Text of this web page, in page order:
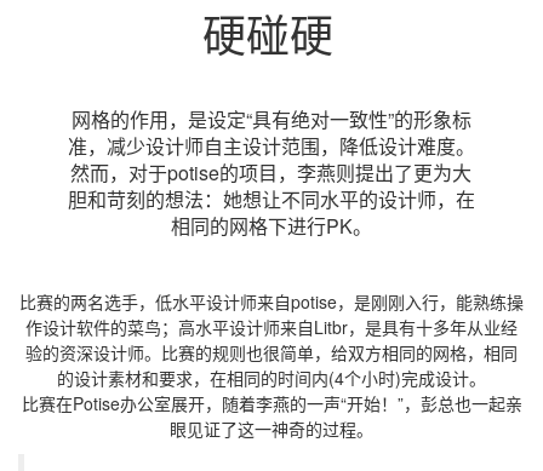
硬碰硬
网格的作用，是设定“具有绝对一致性”的形象标
准，减少设计师自主设计范围，降低设计难度。
然而，对于potise的项目，李燕则提出了更为大
胆和苛刻的想法：她想让不同水平的设计师，在
相同的网格下进行PK。
比赛的两名选手，低水平设计师来自potise，是刚刚入行，能熟练操
作设计软件的菜鸟；高水平设计师来自Litbr，是具有十多年从业经
验的资深设计师。比赛的规则也很简单，给双方相同的网格，相同
的设计素材和要求，在相同的时间内(4个小时)完成设计。
比赛在Potise办公室展开，随着李燕的一声“开始！”，彭总也一起亲
眼见证了这一神奇的过程。